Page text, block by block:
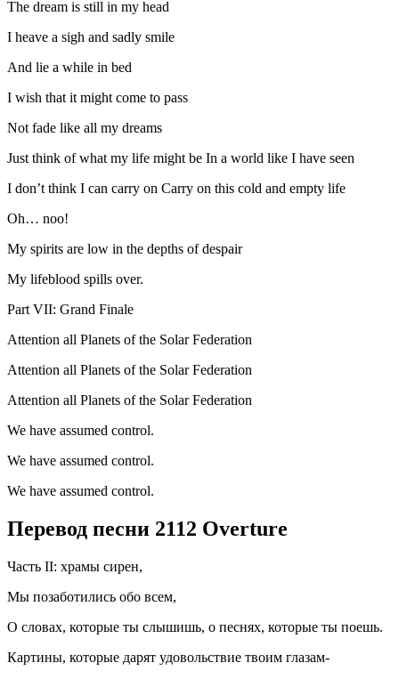
The dream is still in my head
I heave a sigh and sadly smile
And lie a while in bed
I wish that it might come to pass
Not fade like all my dreams
Just think of what my life might be In a world like I have seen
I don’t think I can carry on Carry on this cold and empty life
Oh… noo!
My spirits are low in the depths of despair
My lifeblood spills over.
Part VII: Grand Finale
Attention all Planets of the Solar Federation
Attention all Planets of the Solar Federation
Attention all Planets of the Solar Federation
We have assumed control.
We have assumed control.
We have assumed control.
Перевод песни 2112 Overture
Часть II: храмы сирен,
Мы позаботились обо всем,
О словах, которые ты слышишь, о песнях, которые ты поешь.
Картины, которые дарят удовольствие твоим глазам-